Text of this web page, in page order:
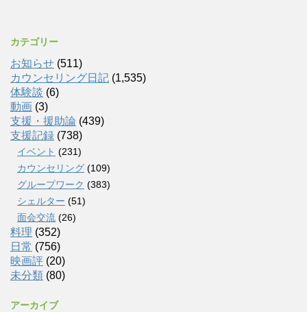
カテゴリー
お知らせ (511)
カウンセリング日記 (1,535)
体験談 (6)
動画 (3)
支援・援助論 (439)
支援記録 (738)
イベント (231)
カウンセリング (109)
グループワーク (383)
シェルター (51)
面会交流 (26)
料理 (352)
日常 (756)
映画評 (20)
未分類 (80)
アーカイブ